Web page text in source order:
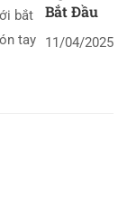
bắt
tay
Bắt Đầu
11/04/2025